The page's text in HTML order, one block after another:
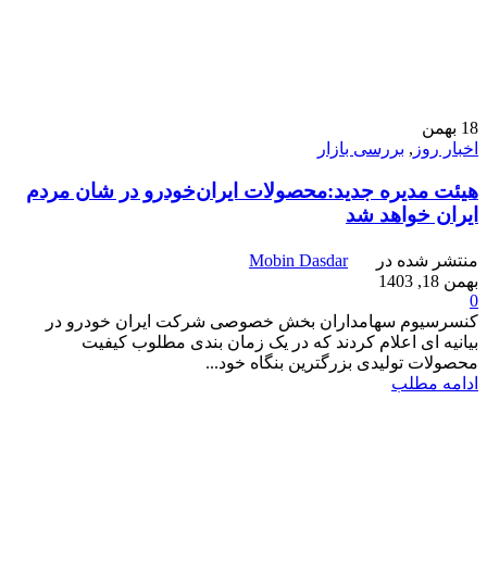
18 بهمن
اخبار روز , بررسی بازار
هیئت مدیره جدید:محصولات ایران‌خودرو در شان مردم
ایران خواهد شد
منتشر شده در
Mobin Dasdar
بهمن 18, 1403
0
کنسرسیوم سهامداران بخش خصوصی شرکت ایران خودرو در
بیانیه ای اعلام کردند که در یک زمان بندی مطلوب کیفیت
محصولات تولیدی بزرگترین بنگاه خود...
ادامه مطلب